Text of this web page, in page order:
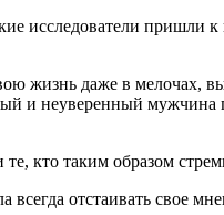
исследователи
жизнь даже в мелочах,
и неуверенный мужчина
кто таким образом
отстаивать свое